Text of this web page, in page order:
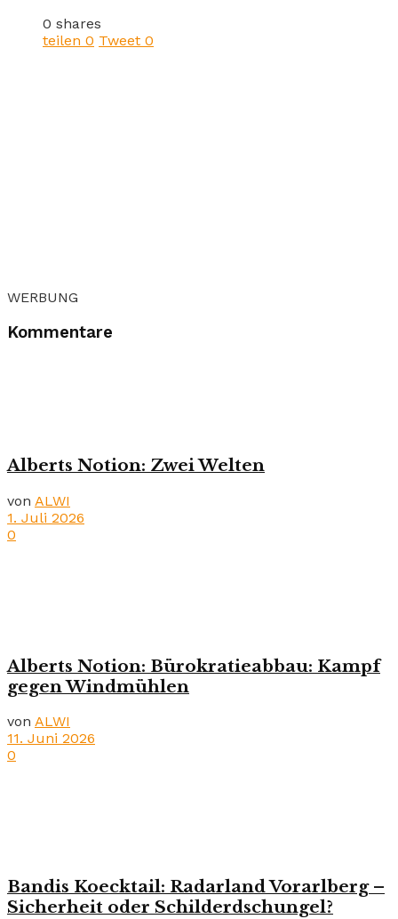
0 shares
teilen 0 Tweet 0
WERBUNG
Kommentare
Alberts Notion: Zwei Welten
von ALWI
1. Juli 2026
0
Alberts Notion: Bürokratieabbau: Kampf
gegen Windmühlen
von ALWI
11. Juni 2026
0
Bandis Koecktail: Radarland Vorarlberg –
Sicherheit oder Schilderdschungel?